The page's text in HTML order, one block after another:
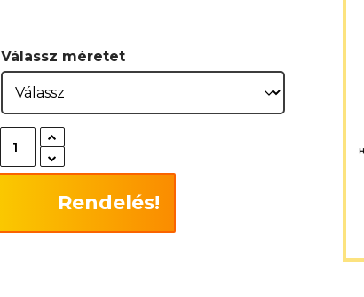
Válassz méretet
Rendelés!